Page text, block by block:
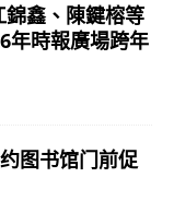
錦鑫、陳鍵榕等
年時報廣場跨年
图书馆门前促